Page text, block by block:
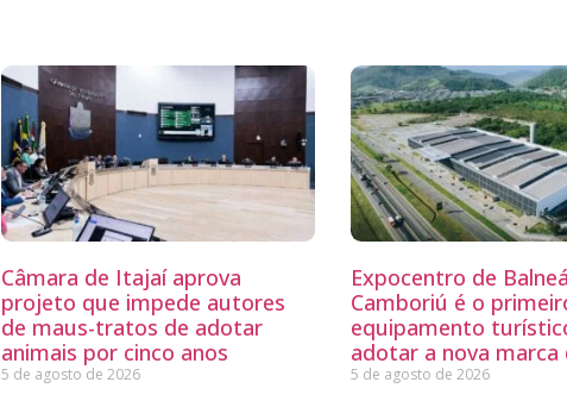
Câmara de Itajaí aprova
projeto que impede autores
de maus-tratos de adotar
animais por cinco anos
5 de agosto de 2026
Expocentro de
Camboriú é o
equipamento
adotar a nova marca
5 de agosto de 2026